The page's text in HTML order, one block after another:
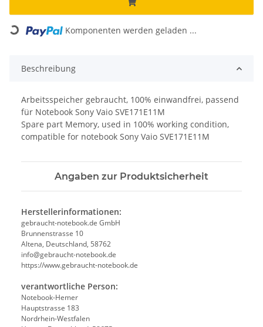
Loading... Komponenten werden geladen ...
Beschreibung
Arbeitsspeicher gebraucht, 100% einwandfrei, passend
für Notebook Sony Vaio SVE171E11M
Spare part Memory, used in 100% working condition,
compatible for notebook Sony Vaio SVE171E11M
Angaben zur Produktsicherheit
Herstellerinformationen:
gebraucht-notebook.de GmbH
Brunnenstrasse 10
Altena, Deutschland, 58762
info@gebraucht-notebook.de
https://www.gebraucht-notebook.de
verantwortliche Person:
Notebook-Hemer
Hauptstrasse 183
Nordrhein-Westfalen